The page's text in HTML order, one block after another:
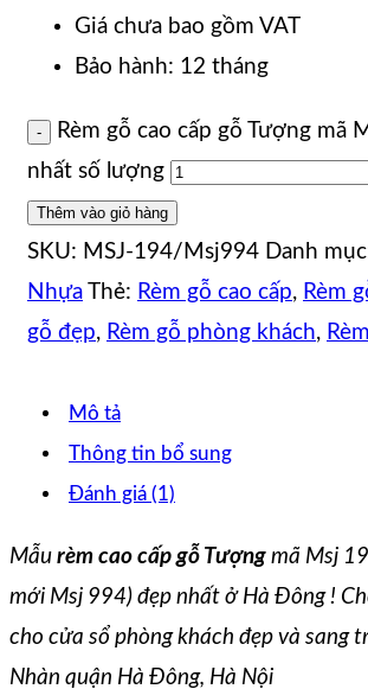
Giá chưa bao gồm VAT
Bảo hành: 12 tháng
Rèm gỗ cao cấp gỗ Tượng mã
nhất số lượng
Thêm vào giỏ hàng
SKU: MSJ-194/Msj994 Danh
Nhựa Thẻ: Rèm gỗ cao cấp, Rèm
gỗ đẹp, Rèm gỗ phòng khách,
Mô tả
Thông tin bổ sung
Đánh giá (1)
Mẫu rèm cao cấp gỗ Tượng mã Msj
mới Msj 994) đẹp nhất ở Hà Đông !
cho cửa sổ phòng khách đẹp và sang
Nhàn quận Hà Đông, Hà Nội